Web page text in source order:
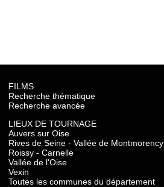
FILMS
Recherche thématique
Recherche avancée
LIEUX DE TOURNAGE
Auvers sur Oise
Rives de Seine - Vallée de Montmorency
Roissy - Carnelle
Vallée de l'Oise
Vexin
Toutes les communes du département